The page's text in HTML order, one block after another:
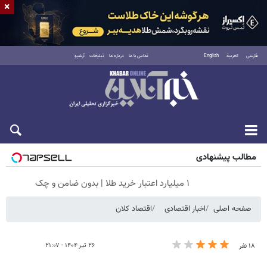
فارسی العربية English تماس با ما درباره ما تبلیغات آرشیو
جمعه ۱۶ مرداد ۱۴۰۵
مطالب پیشنهادی
۱ میلیارد اعتبار خرید طلا | بدون ضامن و چک
صفحه اصلی اخبار اقتصادی اقتصاد کلان
۱۸ نفر ۲۶ تیر ۱۴۰۴ - ۲۱:۰۷
×